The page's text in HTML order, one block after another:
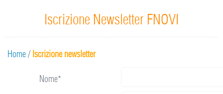
Iscrizione Newsletter FNOVI
Home/ Iscrizione newsletter
Nome*